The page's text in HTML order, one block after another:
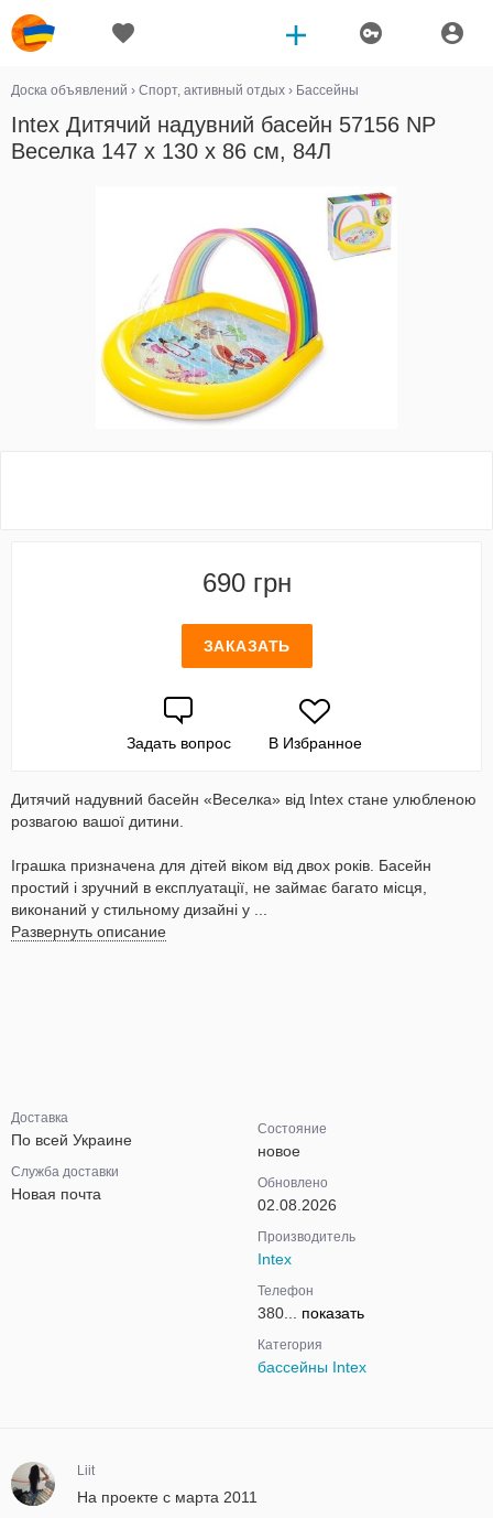
Доска объявлений › Спорт, активный отдых › Бассейны
Intex Дитячий надувний басейн 57156 NP
Веселка 147 х 130 х 86 см, 84Л
690 грн
ЗАКАЗАТЬ
Задать вопрос В Избранное
Дитячий надувний басейн «Веселка» від Intex стане улюбленою
розвагою вашої дитини.
Іграшка призначена для дітей віком від двох років. Басейн
простий і зручний в експлуатації, не займає багато місця,
виконаний у стильному дизайні у ...
Развернуть описание
Доставка
По всей Украине
Служба доставки
Новая почта
Состояние
новое
Обновлено
02.08.2026
Производитель
Intex
Телефон
380... показать
Категория
бассейны Intex
Liit
На проекте с марта 2011